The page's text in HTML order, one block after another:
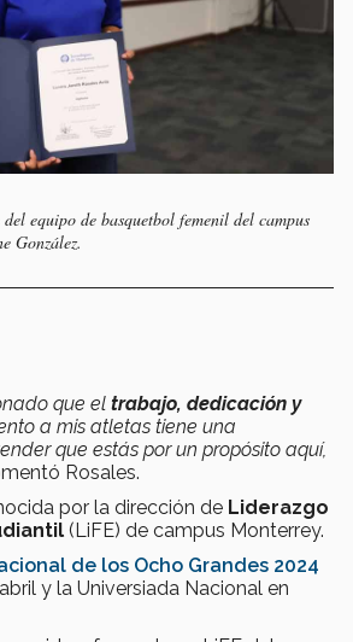
del equipo de basquetbol femenil del campus
González.
que el trabajo, dedicación y
a mis atletas tiene una
que estás por un propósito aquí,
Rosales.
por la dirección de Liderazgo
(LiFE) de campus Monterrey.
de los Ocho Grandes 2024
y la Universiada Nacional en